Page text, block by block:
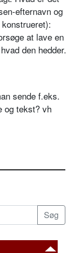
efternavn og
at lave en
den hedder.
sende f.eks.
og tekst? vh